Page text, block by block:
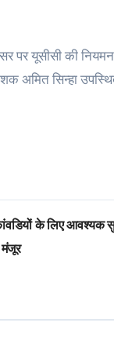
पर यूसीसी की
अमित सिन्हा
के लिए आवश्यक